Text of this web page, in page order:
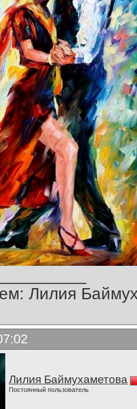
Лилия
Лилия Баймухаметова
Постоянный пользователь